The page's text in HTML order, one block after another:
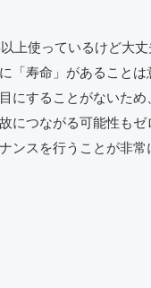
上使っているけど大丈
寿命」があることは
することがないため
につながる可能性も
スを行うことが非常